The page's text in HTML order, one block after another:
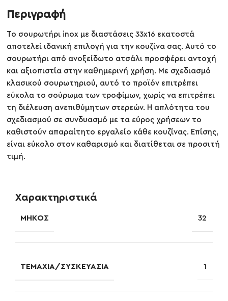
Περιγραφή
Το σουρωτήρι inox με διαστάσεις 33x16 εκατοστά
αποτελεί ιδανική επιλογή για την κουζίνα σας. Αυτό το
σουρωτήρι από ανοξείδωτο ατσάλι προσφέρει αντοχή
και αξιοπιστία στην καθημερινή χρήση. Με σχεδιασμό
κλασικού σουρωτηριού, αυτό το προϊόν επιτρέπει
εύκολα το σούρωμα των τροφίμων, χωρίς να επιτρέπει
τη διέλευση ανεπιθύμητων στερεών. Η απλότητα του
σχεδιασμού σε συνδυασμό με τα εύρος χρήσεων το
καθιστούν απαραίτητο εργαλείο κάθε κουζίνας. Επίσης,
είναι εύκολο στον καθαρισμό και διατίθεται σε προσιτή
τιμή.
Χαρακτηριστικά
ΜΉΚΟΣ 32
ΤΕΜΆΧΙΑ/ΣΥΣΚΕΥΑΣΊΑ 1